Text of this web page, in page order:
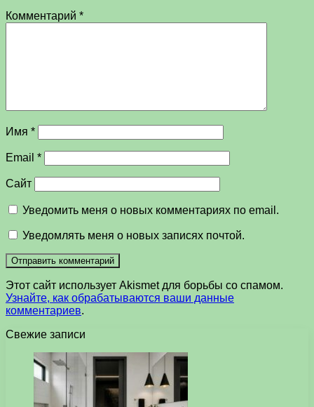
Комментарий *
Имя *
Email *
Сайт
Уведомить меня о новых комментариях по email.
Уведомлять меня о новых записях почтой.
Этот сайт использует Akismet для борьбы со спамом.
Узнайте, как обрабатываются ваши данные
комментариев.
Свежие записи